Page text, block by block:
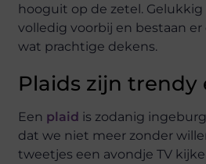
hooguit op de zetel.
volledig voorbij en bestaan
wat prachtige dekens.
Plaids zijn trendy
Een plaid is zodanig
dat we niet meer zonder
tweetjes een avondje TV